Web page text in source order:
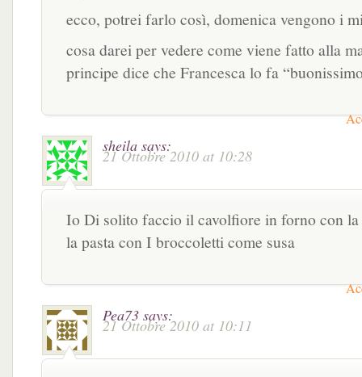
ecco, potrei farlo così, domenica vengono i
cosa darei per vedere come viene fatto alla
principe dice che Francesca lo fa
sheila says:
21 Ottobre 2010 at 10:28
Io Di solito faccio il cavolfiore in forno con la
la pasta con I broccoletti come susa
Pea73 says:
21 Ottobre 2010 at 10:11